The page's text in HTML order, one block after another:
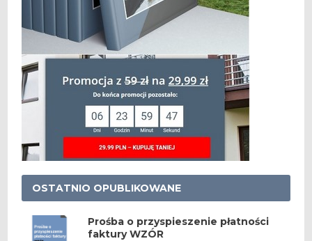
OSTATNIO OPUBLIKOWANE
Prośba o przyspieszenie płatności
faktury WZÓR